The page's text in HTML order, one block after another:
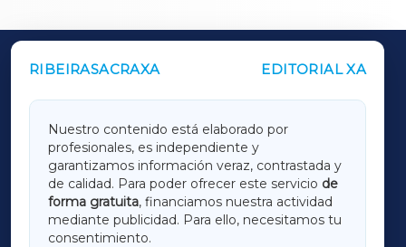
RIBEIRASACRAXA EDITORIAL XA
Nuestro contenido está elaborado por
profesionales, es independiente y
garantizamos información veraz, contrastada y
de calidad. Para poder ofrecer este servicio de
forma gratuita, financiamos nuestra actividad
mediante publicidad. Para ello, necesitamos tu
consentimiento.
OUTROS PERIÓDICOS
LUGOXA
TERRACHAXA